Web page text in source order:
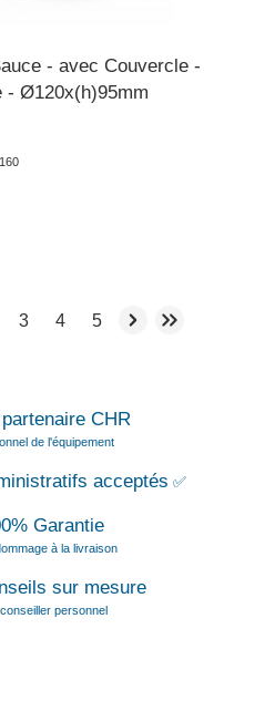
- avec Couvercle -
- Ø120x(h)95mm
3 4 5
CHR
de l'équipement
acceptés ✅
Garantie
à la livraison
sur mesure
personnel